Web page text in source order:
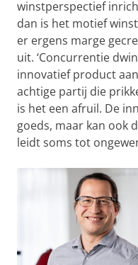
winstperspectief
dan is het motief
er ergens marge
uit. ‘Concurrentie
innovatief product
achtige partij die
is het een afruil. De
goeds, maar kan ook
leidt soms tot